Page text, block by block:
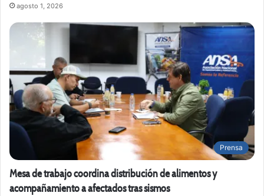
agosto 1, 2026
Prensa
Mesa de trabajo coordina distribución de alimentos y
acompañamiento a afectados tras sismos